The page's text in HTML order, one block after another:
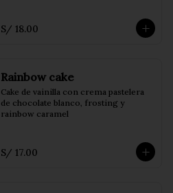
S/ 18.00
Rainbow cake
Cake de vainilla con crema pastelera
de chocolate blanco, frosting y
rainbow caramel
S/ 17.00